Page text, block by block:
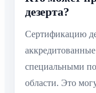
дезерта?
Сертификацию
специальными
области. Это